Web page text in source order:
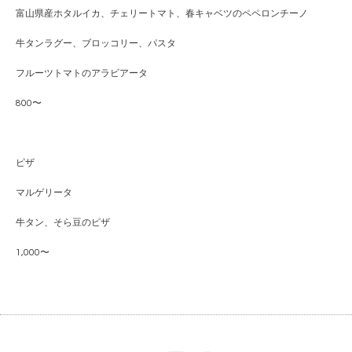
富山県産ホタルイカ、チェリートマト、春キャベツのペペロンチーノ
牛タンラグー、ブロッコリー、パスタ
フルーツトマトのアラビアータ
800〜
ピザ
マルゲリータ
牛タン、そら豆のピザ
1,000〜